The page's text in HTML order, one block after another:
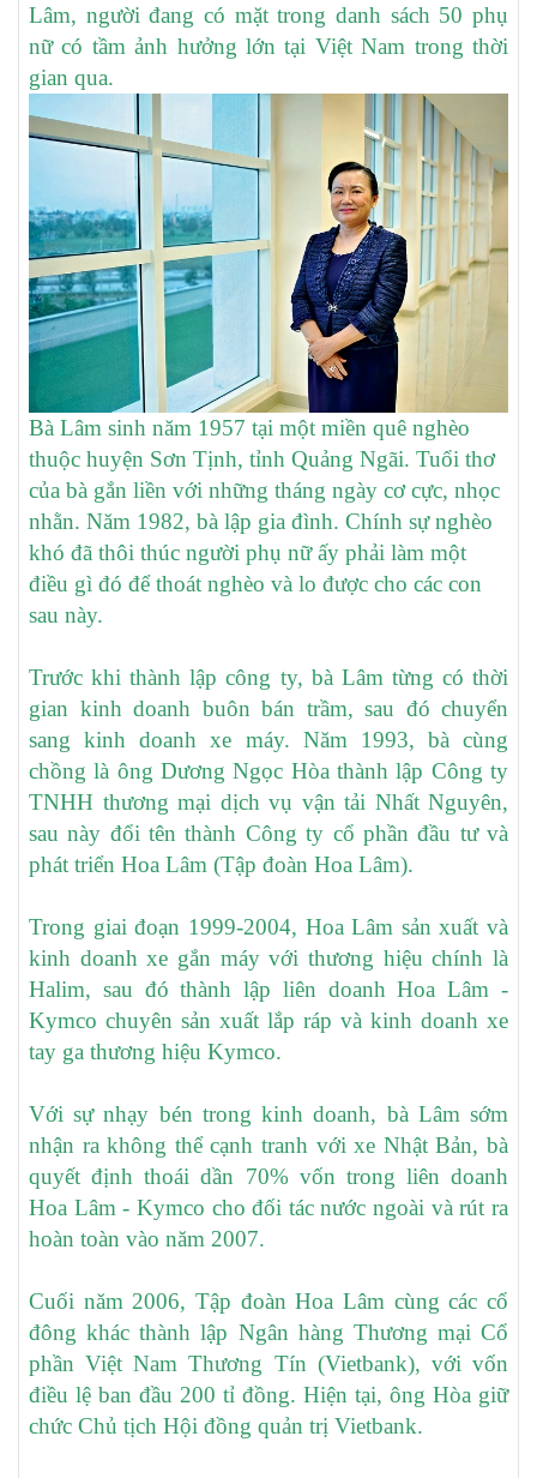
Lâm, người đang có mặt trong danh sách 50 phụ
nữ có tầm ảnh hưởng lớn tại Việt Nam trong thời
gian qua.
Bà Lâm sinh năm 1957 tại một miền quê nghèo
thuộc huyện Sơn Tịnh, tỉnh Quảng Ngãi. Tuổi thơ
của bà gắn liền với những tháng ngày cơ cực, nhọc
nhằn. Năm 1982, bà lập gia đình. Chính sự nghèo
khó đã thôi thúc người phụ nữ ấy phải làm một
điều gì đó để thoát nghèo và lo được cho các con
sau này.
Trước khi thành lập công ty, bà Lâm từng có thời
gian kinh doanh buôn bán trầm, sau đó chuyển
sang kinh doanh xe máy. Năm 1993, bà cùng
chồng là ông Dương Ngọc Hòa thành lập Công ty
TNHH thương mại dịch vụ vận tải Nhất Nguyên,
sau này đổi tên thành Công ty cổ phần đầu tư và
phát triển Hoa Lâm (Tập đoàn Hoa Lâm).
Trong giai đoạn 1999-2004, Hoa Lâm sản xuất và
kinh doanh xe gắn máy với thương hiệu chính là
Halim, sau đó thành lập liên doanh Hoa Lâm -
Kymco chuyên sản xuất lắp ráp và kinh doanh xe
tay ga thương hiệu Kymco.
Với sự nhạy bén trong kinh doanh, bà Lâm sớm
nhận ra không thể cạnh tranh với xe Nhật Bản, bà
quyết định thoái dần 70% vốn trong liên doanh
Hoa Lâm - Kymco cho đối tác nước ngoài và rút ra
hoàn toàn vào năm 2007.
Cuối năm 2006, Tập đoàn Hoa Lâm cùng các cổ
đông khác thành lập Ngân hàng Thương mại Cổ
phần Việt Nam Thương Tín (Vietbank), với vốn
điều lệ ban đầu 200 tỉ đồng. Hiện tại, ông Hòa giữ
chức Chủ tịch Hội đồng quản trị Vietbank.